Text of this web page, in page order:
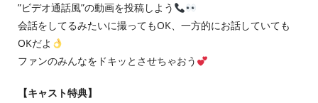
”ビデオ通話風”の動画を投稿しよう
会話をしてるみたいに撮ってもOK、一方的にお話していても
OKだよ
ファンのみんなをドキッとさせちゃおう
【キャスト特典】